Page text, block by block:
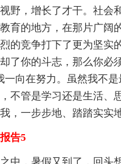
野，增长了才干。社会
育的地方，在那片广阔
的竞争打下了更为坚实
了你的斗志，那么你必
一向在努力。虽然我不
不管是学习还是生活、
，一步步地、踏踏实实
告5